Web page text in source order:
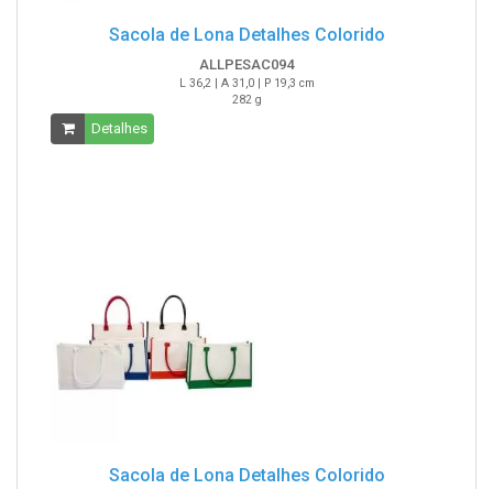
Sacola de Lona Detalhes Colorido
ALLPESAC094
L 36,2 | A 31,0 | P 19,3 cm
282 g
Detalhes
Sacola de Lona Detalhes Colorido